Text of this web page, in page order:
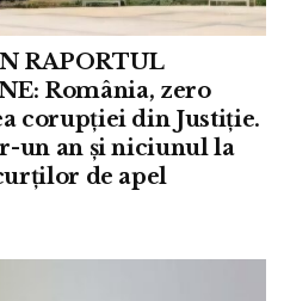
RAPORTUL
România, zero
corupției din Justiție.
un an și niciunul la
de apel